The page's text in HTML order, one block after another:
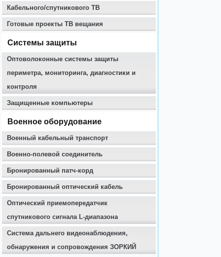
Кабельного/спутникового ТВ
Готовые проекты ТВ вещания
Системы защиты
Оптоволоконные системы защиты
периметра, мониторинга, диагностики и
контроля
Защищенные компьютеры
Военное оборудование
Военный кабельный транспорт
Военно-полевой соединитель
Бронированный патч-корд
Бронированный оптический кабель
Оптический приемопередатчик
спутникового сигнала L-диапазона
Система дальнего видеонаблюдения,
обнаружения и сопровождения ЗОРКИЙ